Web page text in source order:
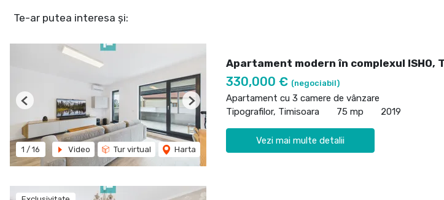
Te-ar putea interesa și:
1 / 16 Video Tur virtual Harta
Previous Next
Apartament modern în complexul ISHO,
330,000 € (negociabil)
Apartament cu 3 camere de vânzare
Tipografilor, Timisoara
75 mp 2019
Vezi mai multe detalii